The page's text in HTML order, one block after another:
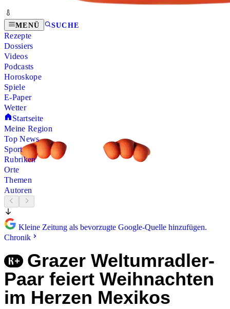
MENÜ SUCHE
Rezepte
Dossiers
Videos
Podcasts
Horoskope
Spiele
E-Paper
Wetter
Startseite
Meine Region
Top News
Sport
Rubriken
Orte
Themen
Autoren
Kleine Zeitung als bevorzugte Google-Quelle hinzufügen.
Chronik
Grazer Weltumradler-
Paar feiert Weihnachten
im Herzen Mexikos